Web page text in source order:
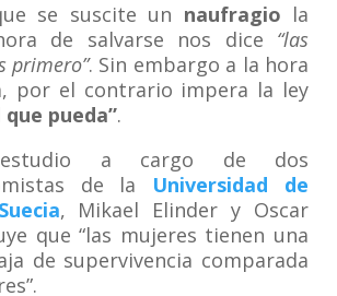
se suscite un naufragio la
de salvarse nos dice “las
primero”. Sin embargo a la hora
por el contrario impera la ley
que pueda”.
a cargo de dos
de la Universidad de
, Mikael Elinder y Oscar
que “las mujeres tienen una
de supervivencia comparada